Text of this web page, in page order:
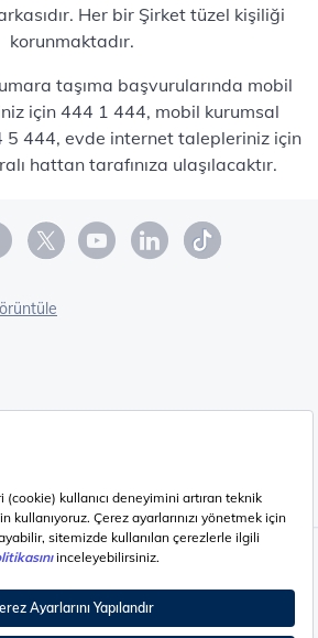
Her bir Şirket tüzel kişiliği
korunmaktadır.
taşıma başvurularında mobil
için 444 1 444, mobil kurumsal
444, evde internet talepleriniz için
hattan tarafınıza ulaşılacaktır.